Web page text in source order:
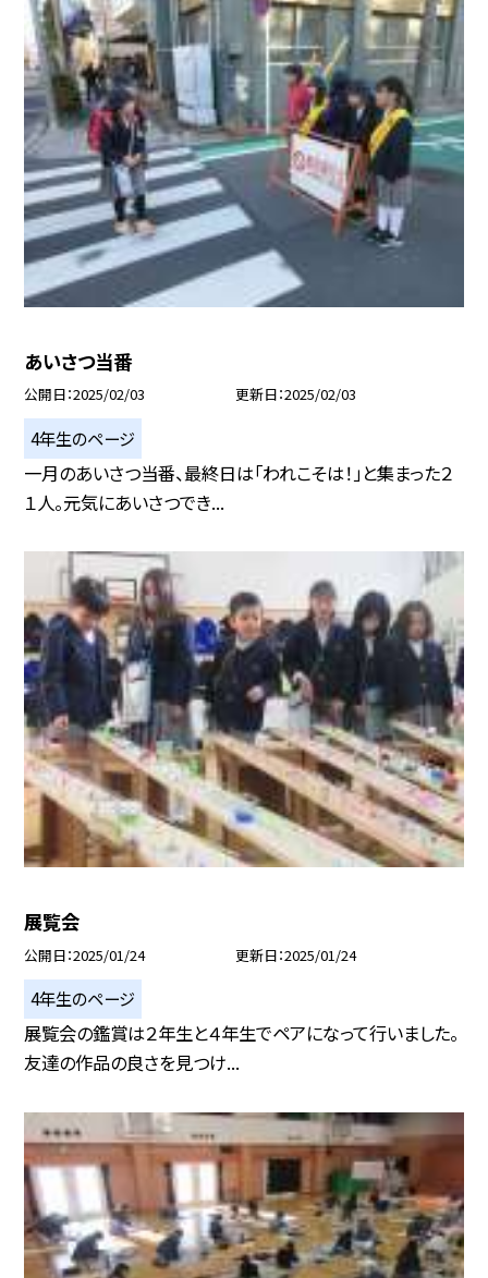
あいさつ当番
公開日 2025/02/03 更新日 2025/02/03
4年生のページ
一月のあいさつ当番、最終日は「われこそは！」と集まった２
１人。元気にあいさつでき...
展覧会
公開日 2025/01/24 更新日 2025/01/24
4年生のページ
展覧会の鑑賞は２年生と４年生でペアになって行いました。
友達の作品の良さを見つけ...